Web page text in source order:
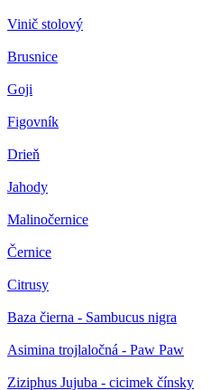
Vinič stolový
Brusnice
Goji
Figovník
Drieň
Jahody
Malinočernice
Černice
Citrusy
Baza čierna - Sambucus nigra
Asimina trojlaločná - Paw Paw
Ziziphus Jujuba - cicimek čínsky